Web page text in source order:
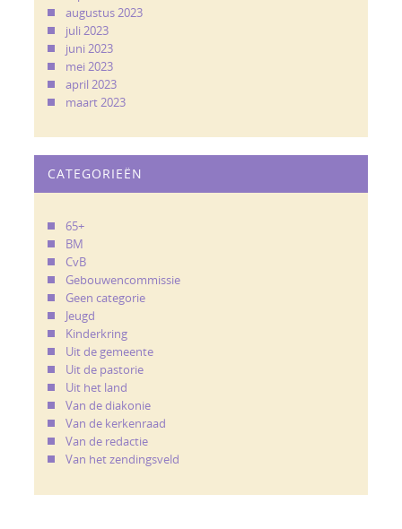
augustus 2023
juli 2023
juni 2023
mei 2023
april 2023
maart 2023
CATEGORIEËN
65+
BM
CvB
Gebouwencommissie
Geen categorie
Jeugd
Kinderkring
Uit de gemeente
Uit de pastorie
Uit het land
Van de diakonie
Van de kerkenraad
Van de redactie
Van het zendingsveld